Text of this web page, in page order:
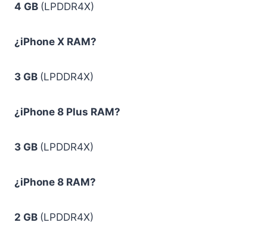
4 GB (LPDDR4X)
¿iPhone X RAM?
3 GB (LPDDR4X)
¿iPhone 8 Plus RAM?
3 GB (LPDDR4X)
¿iPhone 8 RAM?
2 GB (LPDDR4X)